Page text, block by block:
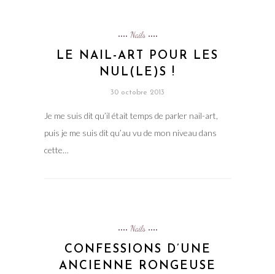
Nails
LE NAIL-ART POUR LES
NUL(LE)S !
30 octobre 2013
Je me suis dit qu’il était temps de parler nail-art,
puis je me suis dit qu’au vu de mon niveau dans
cette…
Nails
CONFESSIONS D’UNE
ANCIENNE RONGEUSE